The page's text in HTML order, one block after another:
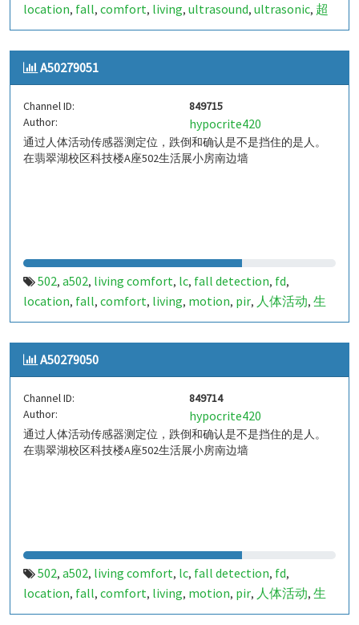
location, fall, comfort, living, ultrasound, ultrasonic, 超
声波,生活,tanbir,跌倒,定位,哈山,室内定位,室内,
indoor,indoor living comfort,ilc,indoor living quality,
ilq,chid
A50279051
Channel ID:
849715
Author:
hypocrite420
通过人体活动传感器测定位，跌倒和确认是不是挡住的是人。
在翡翠湖校区科技楼A座502生活展小房南边墙
502, a502, living comfort, lc, fall detection, fd,
location, fall, comfort, living, motion, pir, 人体活动, 生
活,tanbir,跌倒,定位,哈山,室内定位,室内,indoor,
indoor living comfort,ilc,indoor living quality,ilq,
a50279051,849715
A50279050
Channel ID:
849714
Author:
hypocrite420
通过人体活动传感器测定位，跌倒和确认是不是挡住的是人。
在翡翠湖校区科技楼A座502生活展小房南边墙
502, a502, living comfort, lc, fall detection, fd,
location, fall, comfort, living, motion, pir, 人体活动, 生
活,tanbir,跌倒,定位,哈山,室内定位,室内,indoor,